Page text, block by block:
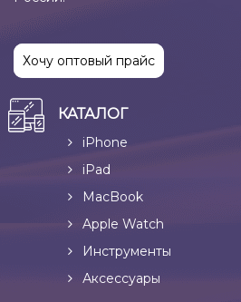
Хочу оптовый прайс
КАТАЛОГ
iPhone
iPad
MacBook
Apple Watch
Инструменты
Аксессуары